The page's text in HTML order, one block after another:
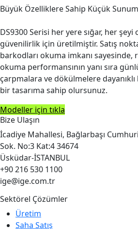
Büyük Özelliklere Sahip Küçük
DS9300 Serisi her yere sığar, her
güvenilirlik için üretilmiştir. Satış
barkodları okuma imkanı sayesinde,
okuma performansının yanı sıra
çarpmalara ve dökülmelere
bir tasarıma sahip olursunuz.
Modeller için tıkla
Bize Ulaşın
İcadiye Mahallesi, Bağlarbaşı
Sok. No:3 Kat:4 34674
Üsküdar-İSTANBUL
+90 216 530 1100
ige@ige.com.tr
Sektörel Çözümler
Üretim
Saha Satış